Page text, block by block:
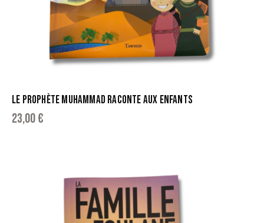
LE PROPHÈTE MUHAMMAD RACONTE AUX ENFANTS
23,00€